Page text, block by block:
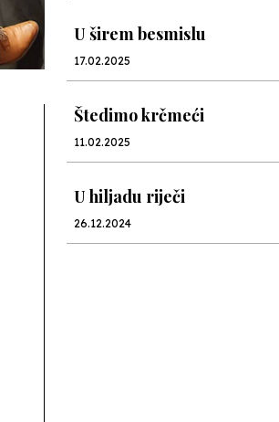
U širem besmislu
17.02.2025
Štedimo krčmeći
11.02.2025
U hiljadu riječi
26.12.2024